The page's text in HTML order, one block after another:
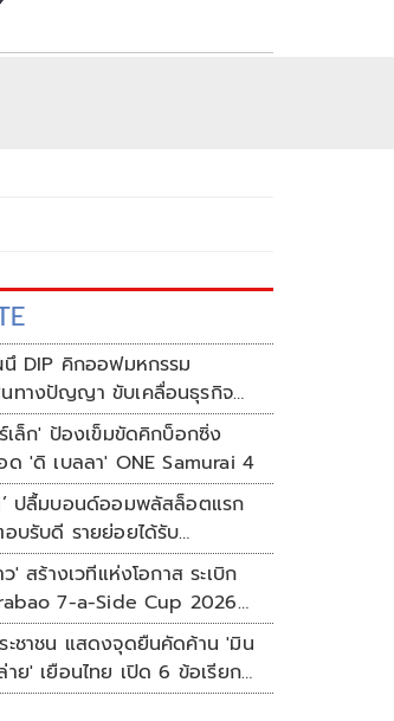
DIP คิกออฟมหกรรม
ทางปัญญา ขับเคลื่อนธุรกิจ
าคต
เล็ก' ป้องเข็มขัดคิกบ็อกซิ่ง
ด 'ดิ เบลลา' ONE Samurai 4
’ ปลื้มบอนด์ออมพลัสล็อตแรก
อบรับดี รายย่อยได้รับ
หมื่นคน เปิดจองรอบใหม่
ว' สร้างเวทีแห่งโอกาส ระเบิก
7-a-Side Cup 2026
ดูบอลที่เวมบลีย์
ะชาชน แสดงจุดยืนคัดค้าน 'มิน
ย' เยือนไทย เปิด 6 ข้อเรียก
ภา-รัฐบาล